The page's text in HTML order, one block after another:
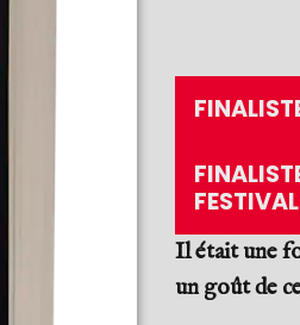
Il était une
un goût de